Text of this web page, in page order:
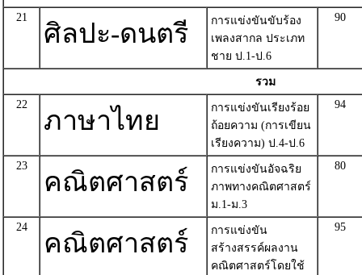
21
ศิลปะ-ดนตรี
การแข่งขันขับร้อง
เพลงสากล ประเภท
ชาย ป.1-ป.6
90
รวม
22
ภาษาไทย
การแข่งขันเรียงร้อย
ถ้อยความ (การเขียน
เรียงความ) ป.4-ป.6
94
23
คณิตศาสตร์
การแข่งขันอัจฉริย
ภาพทางคณิตศาสตร์
ม.1-ม.3
80
24
คณิตศาสตร์
การแข่งขัน
สร้างสรรค์ผลงาน
คณิตศาสตร์โดยใช้
95